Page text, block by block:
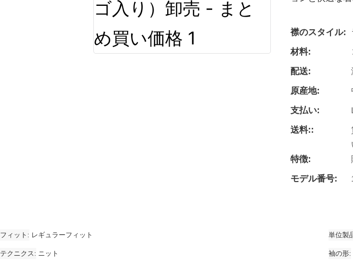
襟のスタイル:
材料:
配送:
原産地:
支払い:
送料::
特徴:
モデル番号:
フィット レギュラーフィット 単位製
テクニクス ニット 袖の形